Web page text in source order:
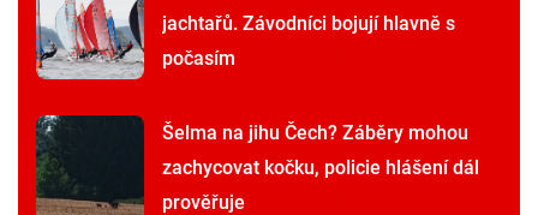
jachtařů. Závodníci bojují hlavně s
počasím
Šelma na jihu Čech? Záběry mohou
zachycovat kočku, policie hlášení dál
prověřuje